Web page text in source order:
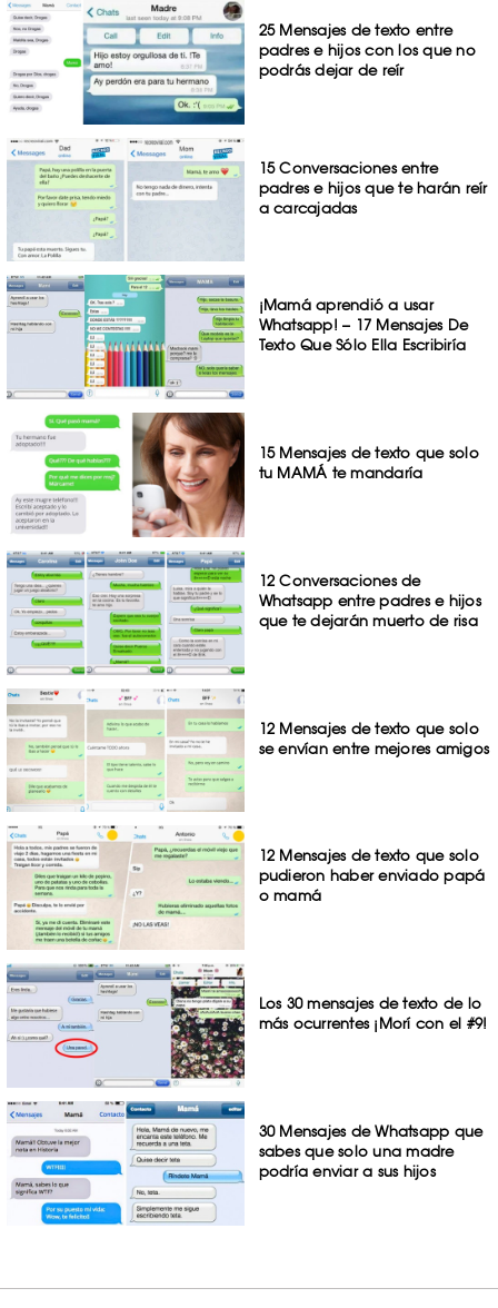
25 Mensajes de texto entre
padres e hijos con los que no
podrás dejar de reír
15 Conversaciones entre
padres e hijos que te harán reír
a carcajadas
¡Mamá aprendió a usar
Whatsapp! – 17 Mensajes De
Texto Que Sólo Ella Escribiría
15 Mensajes de texto que solo
tu MAMÁ te mandaría
12 Conversaciones de
Whatsapp entre padres e hijos
que te dejarán muerto de risa
12 Mensajes de texto que solo
se envían entre mejores amigos
12 Mensajes de texto que solo
pudieron haber enviado papá
o mamá
Los 30 mensajes de texto de lo
más ocurrentes ¡Morí con el #9!
30 Mensajes de Whatsapp que
sabes que solo una madre
podría enviar a sus hijos